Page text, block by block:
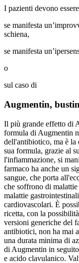
I pazienti devono
se manifesta
schiena,
se manifesta
o
sul caso di
Augmentin,
Il più grande effetto di
formula di Augmentin
dell'antibiotico, ma è la
sua formula, grazie al
l'infiammazione, si
farmaco ha anche un
sangue, che porta
che soffrono di
malattie
cardiovascolari. È
ricetta, con la
versioni generiche del
antibiotici, non ha mai
una durata minima di
di Augmentin in
e acido clavulanico.